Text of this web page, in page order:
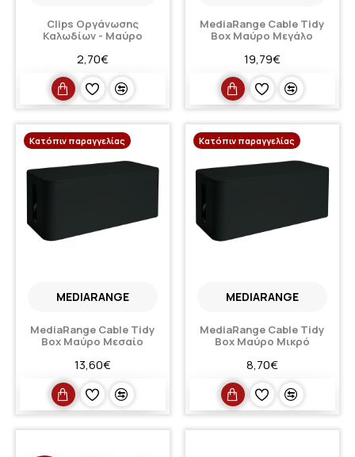
Clips Οργάνωσης
Καλωδίων - Μαύρο
2,70€
MediaRange Cable Tidy
Box Μαύρο Μεγάλο
19,79€
Κατόπιν παραγγελίας
MEDIARANGE
MediaRange Cable Tidy
Box Μαύρο Μεσαίο
13,60€
Κατόπιν παραγγελίας
MEDIARANGE
MediaRange Cable Tidy
Box Μαύρο Μικρό
8,70€